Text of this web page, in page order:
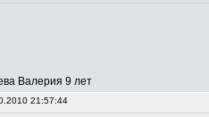
Валерия 9 лет
21:57:44